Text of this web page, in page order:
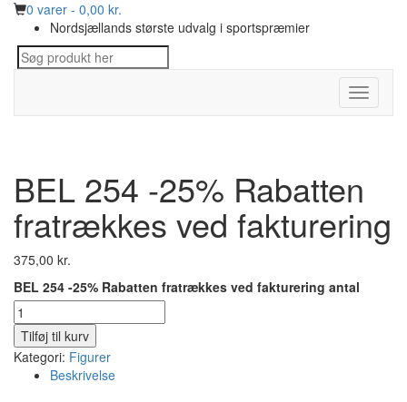
0 varer - 0,00 kr.
Nordsjællands største udvalg i sportspræmier
Toggle
BEL 254 -25% Rabatten
fratrækkes ved fakturering
375,00 kr.
BEL 254 -25% Rabatten fratrækkes ved fakturering antal
Tilføj til kurv
Kategori: Figurer
Beskrivelse